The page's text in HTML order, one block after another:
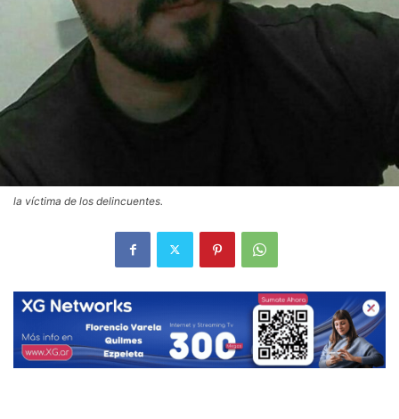
la víctima de los delincuentes.